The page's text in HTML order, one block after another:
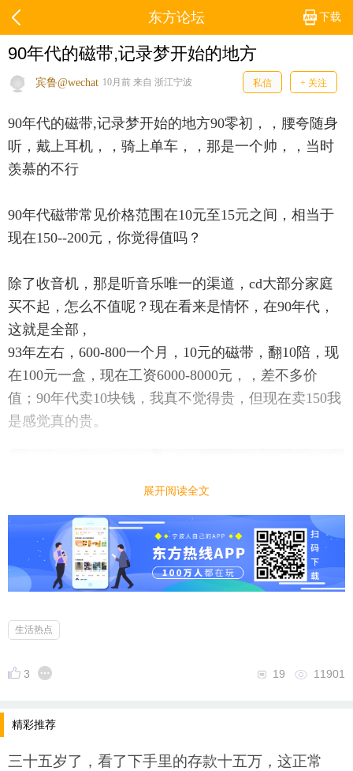
下载
东方论坛
90年代的磁带,记录梦开始的地方
宾鲁@wechat 10月前 来自 浙江宁波 私信 + 关注
90年代的磁带,记录梦开始的地方90零初，，腰夸随身
听，戴上耳机，，骑上单车，，那是一个帅，，当时
羡慕的不行
90年代磁带常见价格范围在10元至15元之间，相当于
现在150--200元，你觉得值吗？
除了收音机，那是听音乐唯一的渠道，cd大部分家庭
买不起，怎么不值呢？现在看来是情怀，在90年代，
这就是全部 ,
93年左右，600-800一个月，10元的磁带，翻10陪，现
在100元一盒，现在工资6000-8000元，，差不多价
值；90年代卖10块钱，我真不觉得贵，但现在卖150我
是感觉真的贵。
展开阅读全文
生活热点
3 11901
19
精彩推荐
三十五岁了，看了下手里的存款十五万，这正常